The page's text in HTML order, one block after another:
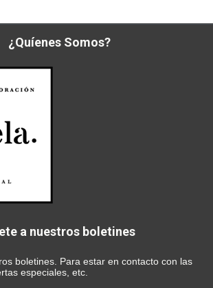
¿Quíenes Somos?
a nuestros boletines
boletines. Para estar en contacto con las
especiales, etc.